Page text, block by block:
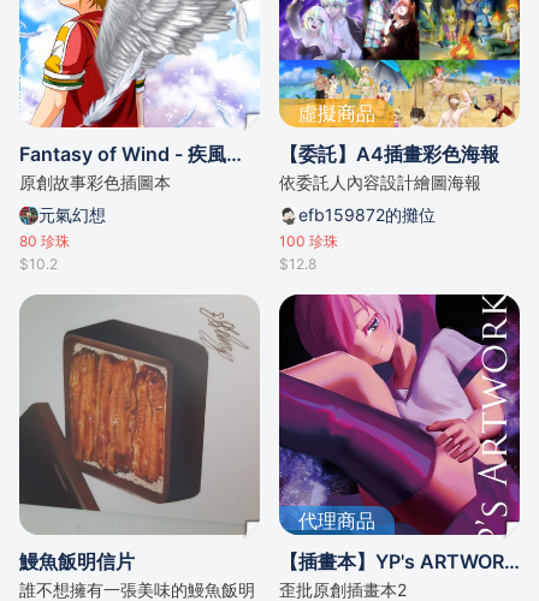
Fantasy of Wind - 疾風翼插畫集
原創故事彩色插圖本
元氣幻想
80 珍珠
$10.2
虛擬商品
【委託】A4插畫彩色海報
依委託人內容設計繪圖海報
efb159872的攤位
100 珍珠
$12.8
鰻魚飯明信片
誰不想擁有一張美味的鰻魚飯明
代理商品
【插畫本】YP's ARTWORK 2
歪批原創插畫本2